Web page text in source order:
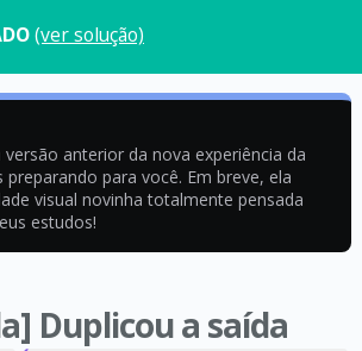
(ver solução)
anterior da nova experiência da
para você. Em breve, ela
visual novinha totalmente pensada
estudos!
Duplicou a saída